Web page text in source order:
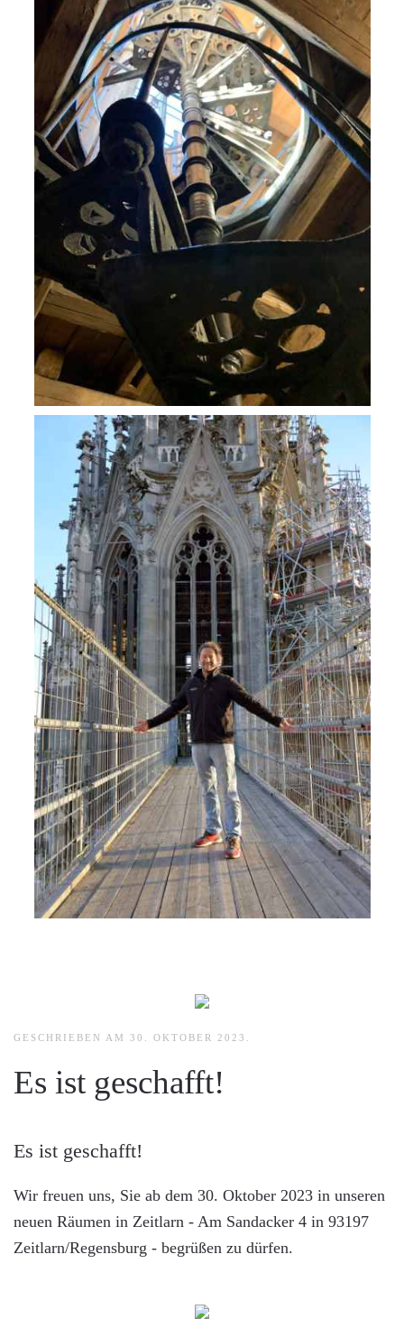
GESCHRIEBEN AM 30. OKTOBER 2023
Es ist geschafft!
Es ist geschafft!
Wir freuen uns, Sie ab dem 30. Oktober 2023 in unseren
neuen Räumen in Zeitlarn - Am Sandacker 4 in 93197
Zeitlarn/Regensburg - begrüßen zu dürfen.